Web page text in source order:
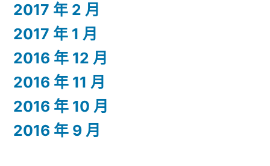
2017 年 2 月
2017 年 1 月
2016 年 12 月
2016 年 11 月
2016 年 10 月
2016 年 9 月